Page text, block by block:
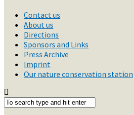
Contact us
About us
Directions
Sponsors and Links
Press Archive
Imprint
Our nature conservation station